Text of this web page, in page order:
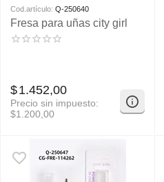
Cod.artículo: Q-250640
Fresa para uñas city girl
$1.452,00
Precio sin impuesto:
$1.200,00